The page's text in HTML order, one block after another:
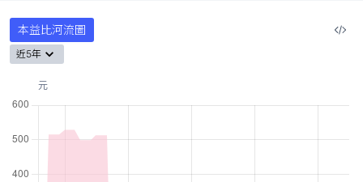
本益比河流圖
近5年